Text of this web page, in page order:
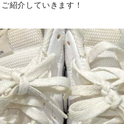
紹介していきます！